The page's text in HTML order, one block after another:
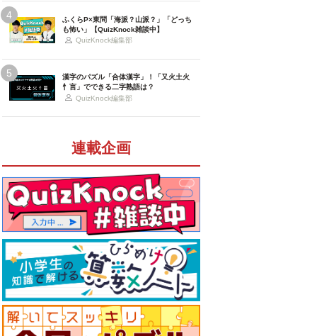
4
ふくらP×東問「海派？山派？」「どっち
も怖い」【QuizKnock雑談中】
QuizKnock編集部
5
漢字のパズル「合体漢字」！「又火土火
忄言」でできる二字熟語は？
QuizKnock編集部
連載企画